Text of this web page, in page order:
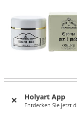
Holyart App
Entdecken Sie jetzt